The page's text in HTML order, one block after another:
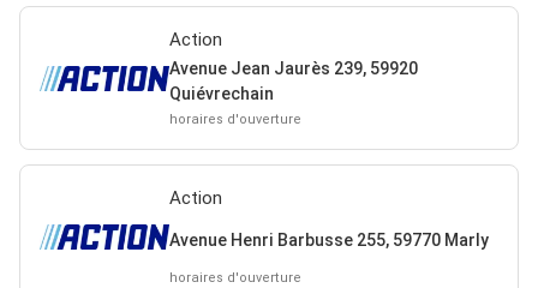
Action
Avenue Jean Jaurès 239, 59920
Quiévrechain
horaires d'ouverture
Action
Avenue Henri Barbusse 255, 59770 Marly
horaires d'ouverture